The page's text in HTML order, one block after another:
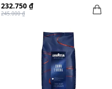
232.750 ₫
245.000 ₫